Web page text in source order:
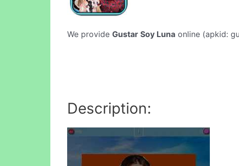
We provide Gustar Soy Luna online (apkid:
Description: